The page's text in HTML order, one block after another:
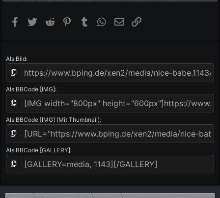
Facebook
Twitter Reddit PinterestTumblr WhatsApp
E-Mail
Als Bild
Als BBCode [IMG]
Als BBCode [IMG] (Mit Thumbnail)
Als BBCode [GALLERY]